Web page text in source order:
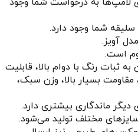
شما وجود دارد.
آویز.
است.
به ثبات رنگ با دوام بالا، قابلیت
بسیار بالا، وزن سبک،
دیگر ماندگاری بیشتری دارد.
مختلف تولید می‌شود.